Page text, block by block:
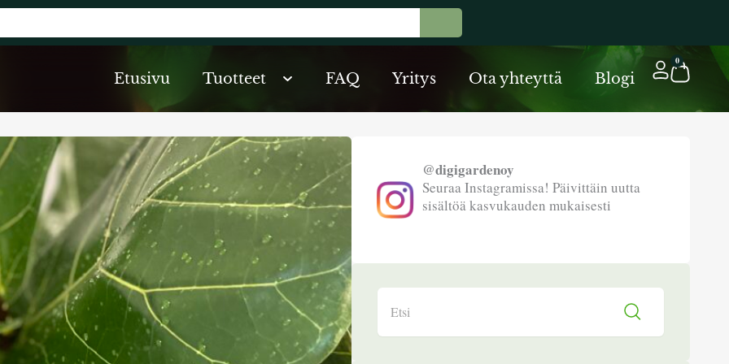
Etusivu Tuotteet FAQ Yritys Ota yhteyttä Blogi
0
Cart
@digigardenoy
Seuraa Instagramissa! Päivittäin uutta
sisältöä kasvukauden mukaisesti
Search